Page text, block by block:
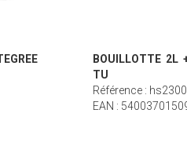
BOUILLOTTE 2L
TU
Référence :
EAN :